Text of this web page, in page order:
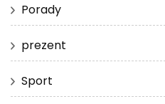
Porady
prezent
Sport